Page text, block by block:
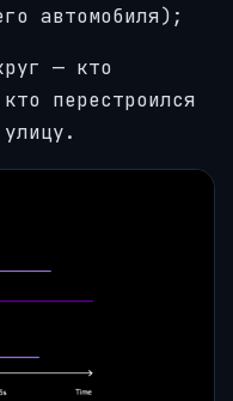
автомобиля);
— кто
перестроился